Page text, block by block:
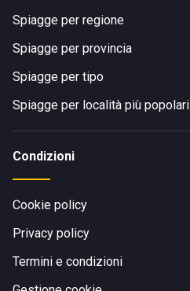
Spiagge per regione
Spiagge per provincia
Spiagge per tipo
Spiagge per località più popolari
Condizioni
Cookie policy
Privacy policy
Termini e condizioni